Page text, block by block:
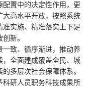
配置中的决定性作用，更
大高水平开放，按照系统
实施、精准落实上下足
新。
致、循序渐进，推动养
，全面建成覆盖全民、城
多层次社会保障体系。
科研人员职务科技成果所